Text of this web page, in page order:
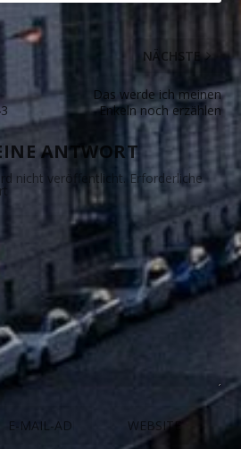
NÄCHSTE
Das werde ich meinen
Enkeln noch erzählen
ANTWORT
nicht veröffentlicht. Erforderliche